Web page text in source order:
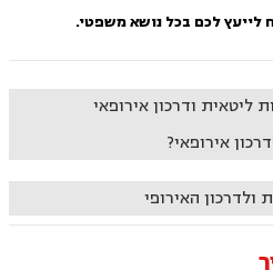
לייעץ לכם בכל נושא משפטי.
ודרכון אירופאי
אירופאי?
האירופי